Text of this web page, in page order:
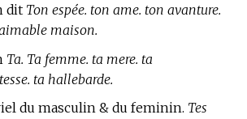
dit Ton espée. ton ame. ton avanture.
maison.
Ta. Ta femme. ta mere. ta
ta hallebarde.
du masculin & du feminin. Tes